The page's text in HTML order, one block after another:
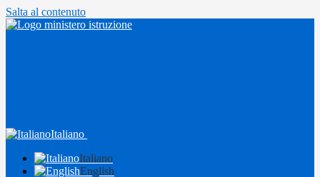
Salta al contenuto
Italiano
Italiano
English